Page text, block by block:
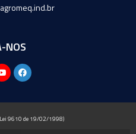
NOS
9610 de 19/02/1998)